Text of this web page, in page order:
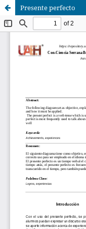
Presente perfecto